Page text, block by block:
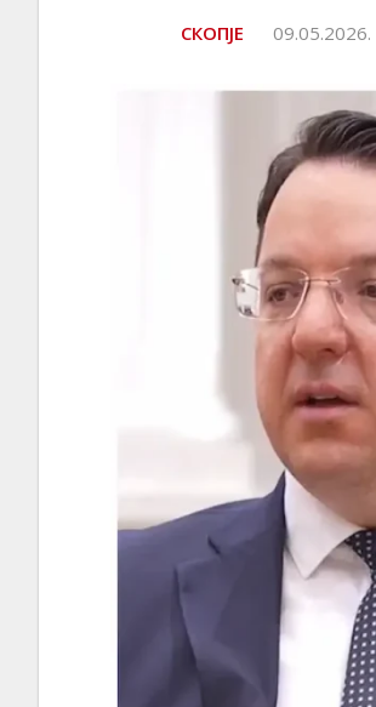
СКОПЈЕ 09.05.2026.